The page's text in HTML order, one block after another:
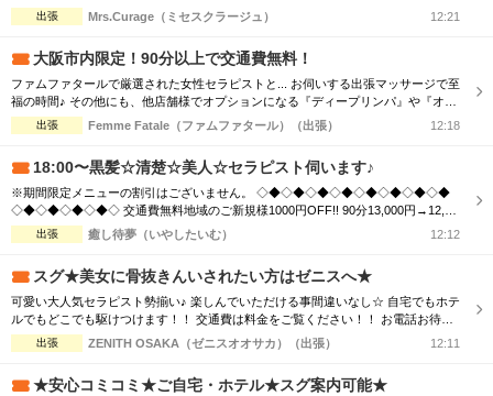
程の癒しと心のこもった おもてなしをお届けします。 □■□■□■□■□■□■□■□■□■□
■□■□■□■□■□■□ お客様の日々のお疲れやストレスを心身共に癒す為 優しさ・気
出張 Mrs.Curage（ミセスクラージュ） 12:21
大阪市内限定！90分以上で交通費無料！
ファムファタールで厳選された女性セラピストと... お伺いする出張マッサージで至
福の時間♪ その他にも、他店舗様でオプションになる『ディープリンパ』や『オイ
ル増量』などメンズエステでは必須とも言えるサービスも当店では基本コースに含
まれております。 その為、「コース料金に+αで支払わなければお楽しみいただけ
をお過ごしください...
出張 Femme Fatale（ファムファタール）（出張） 12:18
18:00〜黒髪☆清楚☆美人☆セラピスト伺います♪
※期間限定メニューの割引はございません。 ◇◆◇◆◇◆◇◆◇◆◇◆◇◆◇◆
◇◆◇◆◇◆◇◆◇ 交通費無料地域のご新規様1000円OFF!! 90分13,000円→12,00
0円 120分16,000円→15,000円 150分20,000円→19,000円 ※指名料別途 ◇◆◇◆◇
◆◇◆◇◆◇◆◇◆◇◆◇◆◇◆◇◆◇◆◇ 市内の交通費を頂く地域のご新規様1
出張 癒し待夢（いやしたいむ） 12:12
スグ★美女に骨抜きんいされたい方はゼニスへ★
可愛い大人気セラピスト勢揃い♪ 楽しんでいただける事間違いなし☆ 自宅でもホテ
ルでもどこでも駆けつけます！！ 交通費は料金をご覧ください！！ お電話お待ち
しております(^^♪ TEL070-5654-8310 営業時間;10:00-翌5:00 場所;日本橋、谷九付
近
出張 ZENITH OSAKA（ゼニスオオサカ）（出張） 12:11
★安心コミコミ★ご自宅・ホテル★スグ案内可能★